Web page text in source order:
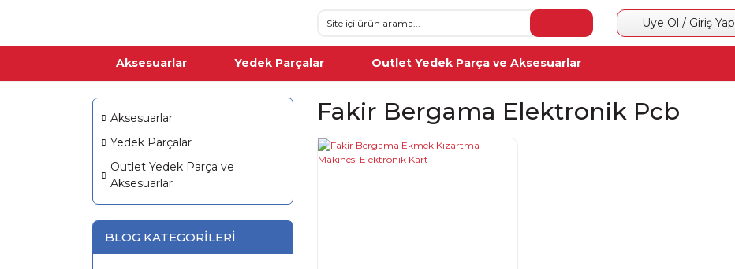
Üye Ol / Giriş Yap
Aksesuarlar Yedek Parçalar Outlet Yedek Parça ve Aksesuarlar
Aksesuarlar
Yedek Parçalar
Outlet Yedek Parça ve
Aksesuarlar
BLOG KATEGORILERI
Fakir Bergama Elektronik Pcb